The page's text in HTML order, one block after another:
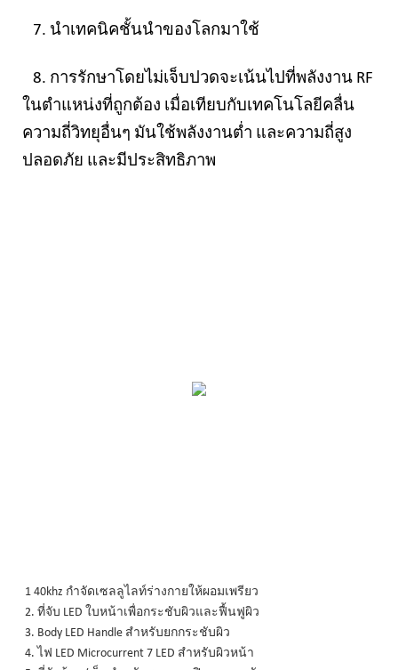
7. นำเทคนิคชั้นนำของโลกมาใช้
8. การรักษาโดยไม่เจ็บปวดจะเน้นไปที่พลังงาน RF
ในตำแหน่งที่ถูกต้อง เมื่อเทียบกับเทคโนโลยีคลื่น
ความถี่วิทยุอื่นๆ มันใช้พลังงานต่ำ และความถี่สูง
ปลอดภัย และมีประสิทธิภาพ
1 40khz กำจัดเซลลูไลท์ร่างกายให้ผอมเพรียว
2. ที่จับ LED ใบหน้าเพื่อกระชับผิวและฟื้นฟูผิว
3. Body LED Handle สำหรับยกกระชับผิว
4. ไฟ LED Microcurrent 7 LED สำหรับผิวหน้า